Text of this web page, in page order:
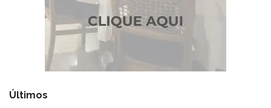
Últimos